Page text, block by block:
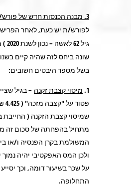
3. מבנה הכנסות חדש של פורש/ת
גיל
שונה ביחס לזה שהיה קיים
בשל מספר היבטים חשובים:
מיסוי קצבת זקנה – בגיל
שמיסוי קצבת הזקנה (
מתחיל בהפחתה של סכום זה
המשולמת בקרן הפנסיה ו/או
ולכן המס האפקטיבי יהיה
על שכר בשיעור דומה, וכך
התחלופה.